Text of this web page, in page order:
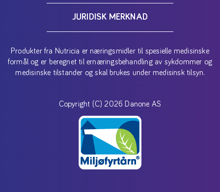
JURIDISK MERKNAD
Produkter fra Nutricia er næringsmidler til spesielle medisinske
formål og er beregnet til ernæringsbehandling av sykdommer og
medisinske tilstander og skal brukes under medisinsk tilsyn.
Copyright (C) 2026 Danone AS